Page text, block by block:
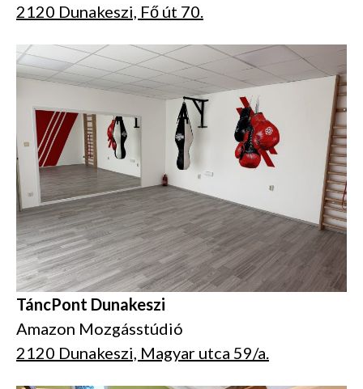
2120 Dunakeszi, Fő út 70.
TáncPont Dunakeszi
Amazon Mozgásstúdió
2120 Dunakeszi, Magyar utca 59/a.